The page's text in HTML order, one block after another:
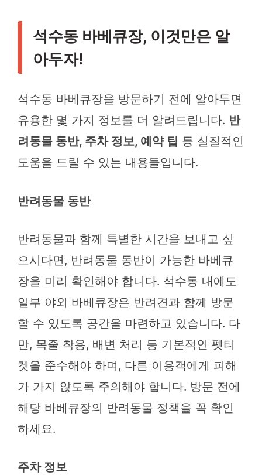
석수동 바베큐장, 이것만은 알
아두자!
석수동 바베큐장을 방문하기 전에 알아두면
유용한 몇 가지 정보를 더 알려드립니다. 반
려동물 동반, 주차 정보, 예약 팁 등 실질적인
도움을 드릴 수 있는 내용들입니다.
반려동물 동반
반려동물과 함께 특별한 시간을 보내고 싶
으시다면, 반려동물 동반이 가능한 바베큐
장을 미리 확인해야 합니다. 석수동 내에도
일부 야외 바베큐장은 반려견과 함께 방문
할 수 있도록 공간을 마련하고 있습니다. 다
만, 목줄 착용, 배변 처리 등 기본적인 펫티
켓을 준수해야 하며, 다른 이용객에게 피해
가 가지 않도록 주의해야 합니다. 방문 전에
해당 바베큐장의 반려동물 정책을 꼭 확인
하세요.
주차 정보